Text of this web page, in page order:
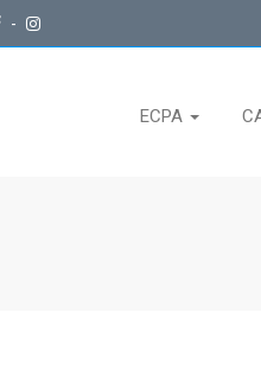
-
ECPA